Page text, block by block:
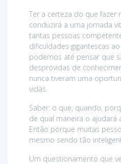
Ter a certeza do que fazer
conduzirá a uma jornada
tantas pessoas
dificuldades gigantescas
podemos até pensar que
desprovidas de
nunca tiveram uma
vidas.
Saber: o que, quando,
de qual maneira o ajudará
Então porque muitas
mesmo sendo tão
Um questionamento que